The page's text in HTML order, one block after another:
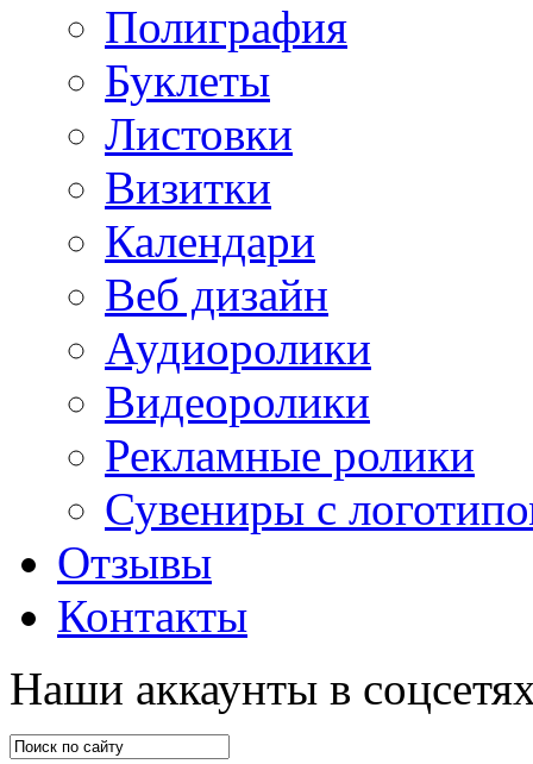
Полиграфия
Буклеты
Листовки
Визитки
Календари
Веб дизайн
Аудиоролики
Видеоролики
Рекламные ролики
Сувениры с
Отзывы
Контакты
Наши аккаунты в